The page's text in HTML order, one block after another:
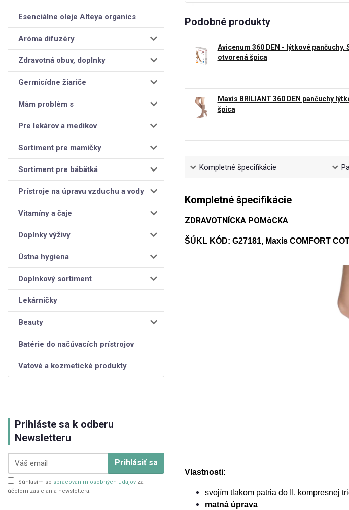
Esenciálne oleje Alteya organics
Aróma difuzéry
Zdravotná obuv, doplnky
Germicídne žiariče
Mám problém s
Pre lekárov a medikov
Sortiment pre mamičky
Sortiment pre bábätká
Prístroje na úpravu vzduchu a vody
Vitamíny a čaje
Doplnky výživy
Ústna hygiena
Doplnkový sortiment
Lekárničky
Beauty
Batérie do načúvacích prístrojov
Vatové a kozmetické produkty
Prihláste sa k odberu
Newsletteru
Prihlásiť sa
Súhlasím so spracovaním osobných údajov za
účelom zasielania newslettera.
Podobné produkty
Avicenum 360 DEN - lýtkové pančuchy,
otvorená špica
Maxis BRILIANT 360 DEN pančuchy
špica
Kompletné špecifikácie
Kompletné špecifikácie
ZDRAVOTNÍCKA POMôCKA
ŠÚKL KÓD: G27181, Maxis COMFORT
Vlastnosti:
svojím tlakom patria do II. kompresnej
matná úprava